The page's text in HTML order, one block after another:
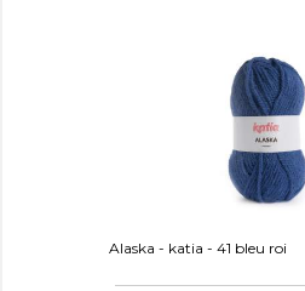
Alaska - katia - 41 bleu roi